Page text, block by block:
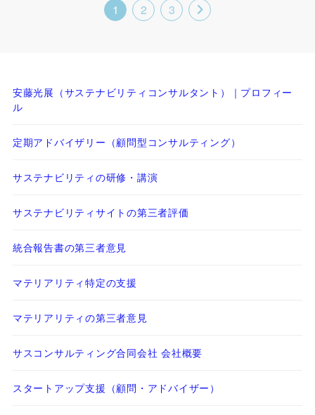
1 2 3
安藤光展（サステナビリティコンサルタント）｜プロフィー
ル
定期アドバイザリー（顧問型コンサルティング）
サステナビリティの研修・講演
サステナビリティサイトの第三者評価
統合報告書の第三者意見
マテリアリティ特定の支援
マテリアリティの第三者意見
サスコンサルティング合同会社 会社概要
スタートアップ支援（顧問・アドバイザー）